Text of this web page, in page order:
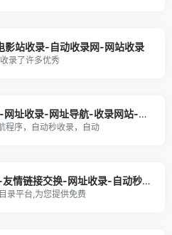
影站收录-自动收录网-网站收录
录了许多优秀
888导航网-网站收录-网址收录-网址导航-收录网站-自助广告系统
程序，自动秒收录，自动
188收录网_网站收录-友情链接交换-网址收录-自动秒收录
录平台,为您提供免费